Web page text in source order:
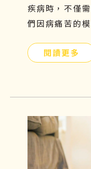
疾病時，不僅
們因病痛苦的
有沒有其他簡
是什麼、功效
更加了解這項
孩減緩疼痛，
質。
閱讀更多